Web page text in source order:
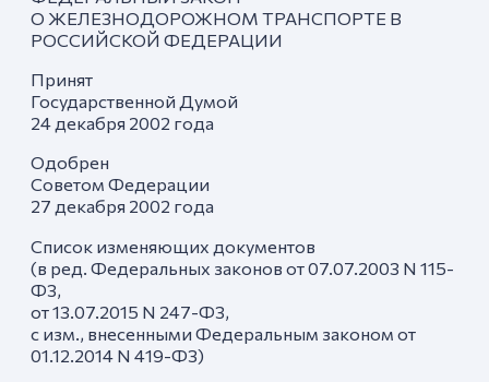
О ЖЕЛЕЗНОДОРОЖНОМ ТРАНСПОРТЕ В
РОССИЙСКОЙ ФЕДЕРАЦИИ
Принят
Государственной Думой
24 декабря 2002 года
Одобрен
Советом Федерации
27 декабря 2002 года
Список изменяющих документов
(в ред. Федеральных законов от 07.07.2003 N 115-
ФЗ,
от 13.07.2015 N 247-ФЗ,
с изм., внесенными Федеральным законом от
01.12.2014 N 419-ФЗ)